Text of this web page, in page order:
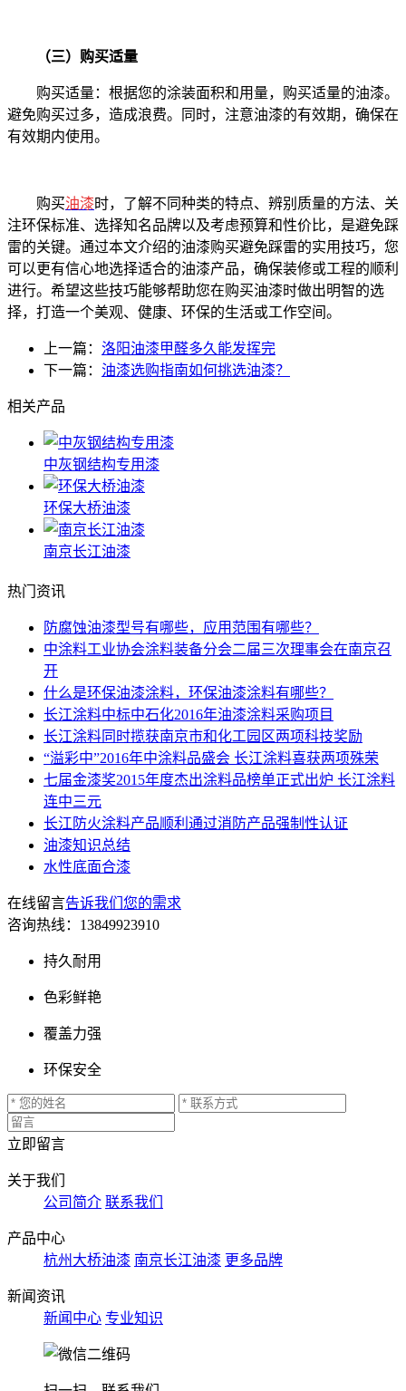
（三）购买适量
购买适量：根据您的涂装面积和用量，购买适量的油漆。
避免购买过多，造成浪费。同时，注意油漆的有效期，确保在
有效期内使用。
购买油漆时，了解不同种类的特点、辨别质量的方法、关
注环保标准、选择知名品牌以及考虑预算和性价比，是避免踩
雷的关键。通过本文介绍的油漆购买避免踩雷的实用技巧，您
可以更有信心地选择适合的油漆产品，确保装修或工程的顺利
进行。希望这些技巧能够帮助您在购买油漆时做出明智的选
择，打造一个美观、健康、环保的生活或工作空间。
上一篇： 洛阳油漆甲醛多久能发挥完
下一篇： 油漆选购指南如何挑选油漆？
相关产品
中灰钢结构专用漆
环保大桥油漆
南京长江油漆
热门资讯
防腐蚀油漆型号有哪些，应用范围有哪些？
中涂料工业协会涂料装备分会二届三次理事会在南京召
开
什么是环保油漆涂料，环保油漆涂料有哪些？
长江涂料中标中石化2016年油漆涂料采购项目
长江涂料同时揽获南京市和化工园区两项科技奖励
“溢彩中”2016年中涂料品盛会 长江涂料喜获两项殊荣
七届金漆奖2015年度杰出涂料品榜单正式出炉 长江涂料
连中三元
长江防火涂料产品顺利通过消防产品强制性认证
油漆知识总结
水性底面合漆
在线留言告诉我们您的需求
咨询热线： 13849923910
持久耐用
色彩鲜艳
覆盖力强
环保安全
立即留言
关于我们
公司简介 联系我们
产品中心
杭州大桥油漆 南京长江油漆 更多品牌
新闻资讯
新闻中心 专业知识